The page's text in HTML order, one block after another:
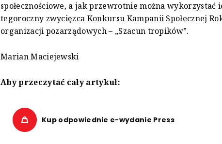
społecznościowe, a jak przewrotnie można wykorzystać
tegoroczny zwycięzca Konkursu Kampanii Społecznej
organizacji pozarządowych – „Szacun tropików”.
Marian Maciejewski
Aby przeczytać cały artykuł:
Kup odpowiednie e-wydanie Press